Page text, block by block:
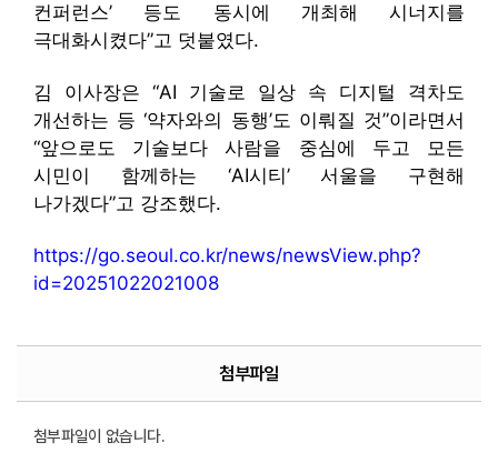
컨퍼런스’ 등도 동시에 개최해 시너지를
극대화시켰다”고 덧붙였다.
김 이사장은 “AI 기술로 일상 속 디지털 격차도
개선하는 등 ‘약자와의 동행’도 이뤄질 것”이라면서
“앞으로도 기술보다 사람을 중심에 두고 모든
시민이 함께하는 ‘AI시티’ 서울을 구현해
나가겠다”고 강조했다.
https://go.seoul.co.kr/news/newsView.php?
id=20251022021008
첨부파일
첨부파일이 없습니다.